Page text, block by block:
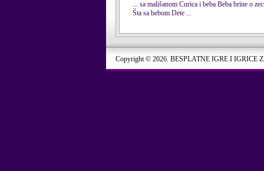
Šta sa bebom Dete ...
Copyright © 2026. BESPLATNE IGRE I IGRICE